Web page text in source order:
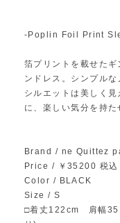
-Poplin Foil Print
箔プリントを載せた
ンドレス。シンプル
シルエットは美しく
に、楽しい気分を持た
Brand / ne Quittez
Price / ￥35200 税込
Color / BLACK
Size / S
□着丈122cm 肩幅